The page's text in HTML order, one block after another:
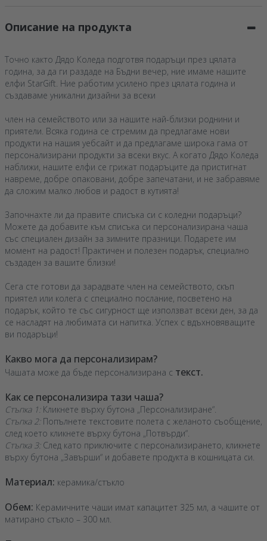
Описание на продукта
Точно както Дядо Коледа подготвя подаръци през цялата
година, за да ги раздаде на Бъдни вечер, ние имаме нашите
елфи StarGift. Ние работим усилено през цялата година и
създаваме уникални дизайни за всеки
член на семейството или за нашите най-близки роднини и
приятели. Всяка година се стремим да предлагаме нови
продукти на нашия уебсайт и да предлагаме широка гама от
персонализирани продукти за всеки вкус. А когато Дядо Коледа
наближи, нашите елфи се грижат подаръците да пристигнат
навреме, добре опаковани, добре запечатани, и не забравяме
да сложим малко любов и радост в кутията!
Започнахте ли да правите списъка си с коледни подаръци?
Можете да добавите към списъка си персонализирана чаша
със специален дизайн за зимните празници. Подарете им
момент на радост! Практичен и полезен подарък, специално
създаден за вашите близки!
Сега сте готови да зарадвате член на семейството, скъп
приятел или колега с специално послание, посветено на
подарък, който те със сигурност ще използват всеки ден, за да
се насладят на любимата си напитка. Успех с вдъхновяващите
ви подаръци!
Какво мога да персонализирам?
Чашата може да бъде персонализирана с текст.
Как се персонализира тази чаша?
Стъпка 1: Кликнете върху бутона „Персонализиране“.
Стъпка 2: Попълнете текстовите полета с желаното съобщение,
след което кликнете върху бутона „Потвърди“.
Стъпка 3: След като приключите с персонализирането, кликнете
върху бутона „Завърши“ и добавете продукта в кошницата си.
Материал: керамика/стъкло
Обем: Керамичните чаши имат капацитет 325 мл, а чашите от
матирано стъкло – 300 мл.